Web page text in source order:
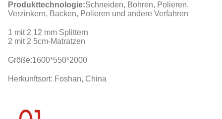
Produkttechnologie:Schneiden, Bohren, Polieren,
Verzinkern, Backen, Polieren und andere Verfahren
1 mit 2 12 mm Splittern
2 mit 2 5cm-Matratzen
Größe:1600*550*2000
Herkunftsort: Foshan, China